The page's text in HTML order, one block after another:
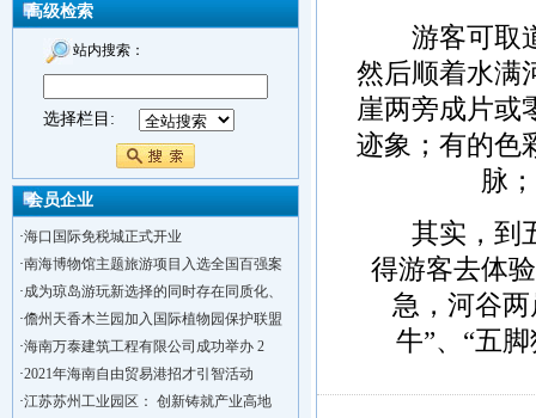
高级检索
站内搜索：
选择栏目:
会员企业
·海口国际免税城正式开业
·南海博物馆主题旅游项目入选全国百强案
·成为琼岛游玩新选择的同时存在同质化、
·儋州天香木兰园加入国际植物园保护联盟
·海南万泰建筑工程有限公司成功举办 2
·2021年海南自由贸易港招才引智活动
·江苏苏州工业园区： 创新铸就产业高地
游客可取道
然后顺着水满
崖两旁成片或
迹象；有的色
脉
其实，到五
得游客去体
急，河谷
牛”、“五